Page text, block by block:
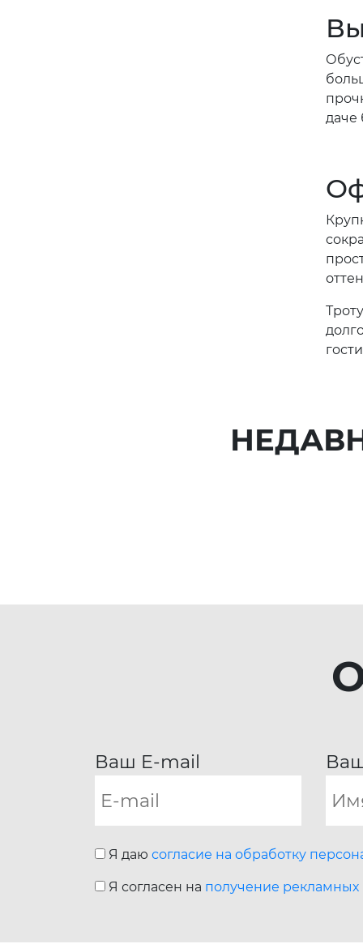
даче
Ваш E-mail
Я даю согласие на обработку
Я согласен на получение